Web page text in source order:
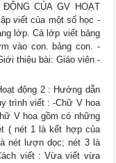
CỦA GV HOẠT
viết của một số học -
lớp. Cả lớp viết bảng
vào con. bảng con. -
thiệu bài: Giáo viên -
động 2 : Hướng dẫn
trình viết : -Chữ V hoa
V hoa gồm có những
( nét 1 là kết hợp của
nét lượn dọc; nét 3 là
viết : Vừa viết vừa